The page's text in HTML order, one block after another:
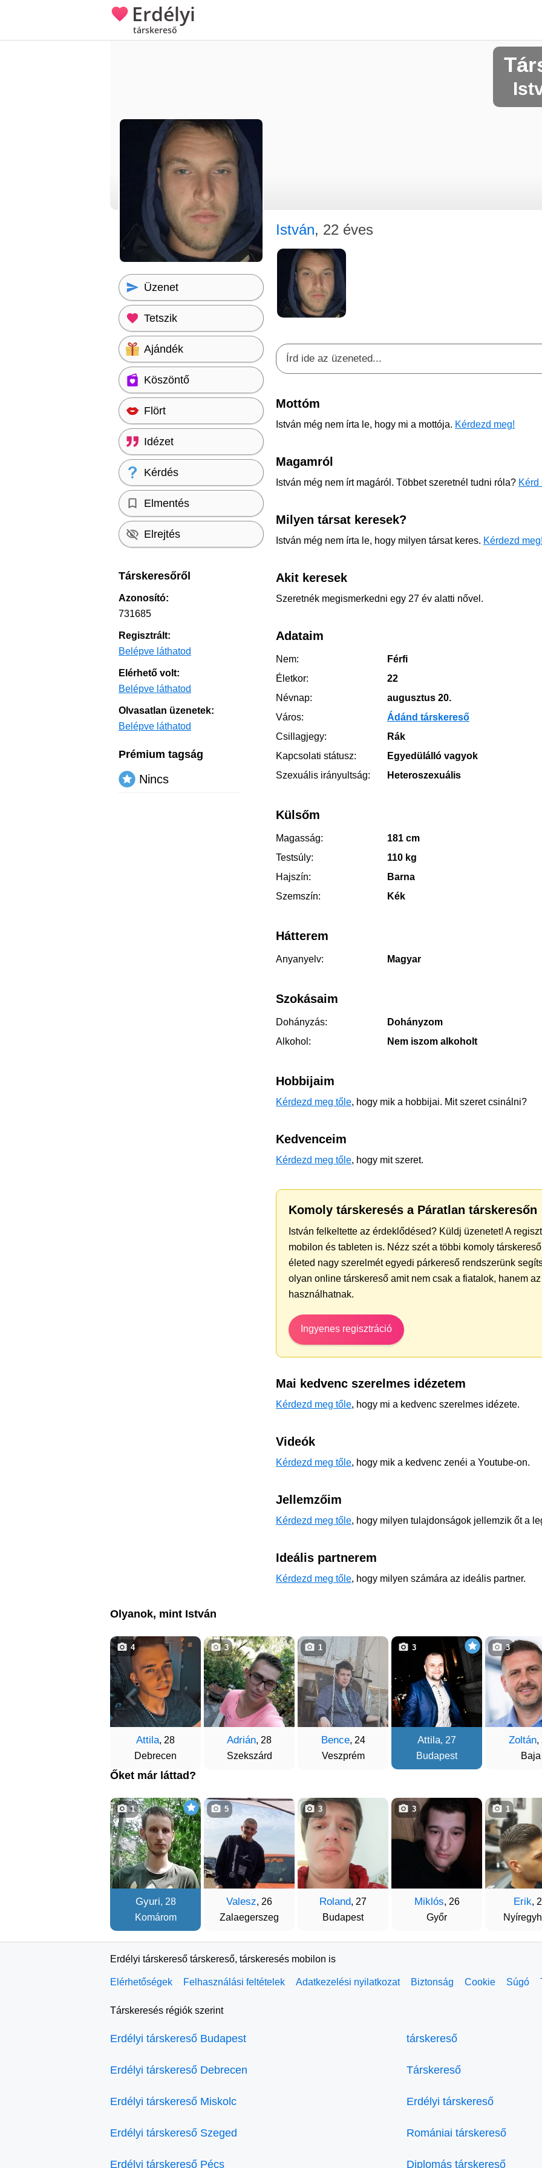
Erdélyi
társkereső
István, 22 éves
Mottóm
István még nem írta le, hogy mi a mottója. Kérdezd meg!
Magamról
István még nem írt magáról. Többet szeretnél tudni róla? Kérd
Milyen társat keresek?
István még nem írta le, hogy milyen társat keres. Kérdezd meg!
Akit keresek
Szeretnék megismerkedni egy 27 év alatti nővel.
Adataim
Nem:
Férfi
Életkor:
22
Névnap:
augusztus 20.
Város:
Ádánd társkereső
Csillagjegy:
Rák
Kapcsolati státusz:
Egyedülálló vagyok
Szexuális irányultság:
Heteroszexuális
Külsőm
Magasság:
181 cm
Testsúly:
110 kg
Hajszín:
Barna
Szemszín:
Kék
Hátterem
Anyanyelv: Magyar
Szokásaim
Dohányzás:
Dohányzom
Alkohol:
Nem iszom alkoholt
Hobbijaim
Kérdezd meg tőle, hogy mik a hobbijai. Mit szeret csinálni?
Kedvenceim
Kérdezd meg tőle, hogy mit szeret.
Komoly társkeresés a Páratlan társkeresőn
István felkeltette az érdeklődésed? Küldj üzenetet! A
mobilon és tableten is. Nézz szét a többi komoly
életed nagy szerelmét egyedi párkereső rendszerünk
olyan online társkereső amit nem csak a fiatalok, hanem
használhatnak.
Ingyenes regisztráció
Mai kedvenc szerelmes idézetem
Kérdezd meg tőle, hogy mi a kedvenc szerelmes idézete.
Videók
Kérdezd meg tőle, hogy mik a kedvenc zenéi a Youtube-on.
Jellemzőim
Kérdezd meg tőle, hogy milyen tulajdonságok jellemzik őt a
Ideális partnerem
Kérdezd meg tőle, hogy milyen számára az ideális partner.
Üzenet
Tetszik
Ajándék
Köszöntő
Flört
Idézet
Kérdés
Elmentés
Elrejtés
Társkeresőről
Azonosító:
731685
Regisztrált:
Belépve láthatod
Elérhető volt:
Belépve láthatod
Olvasatlan üzenetek:
Belépve láthatod
Prémium tagság
Nincs
Olyanok, mint István
Attila, 28
Debrecen
4
Adrián, 28
Szekszárd
3
Bence, 24
Veszprém
1
Attila, 27
Budapest
3
Zoltán,
Baja
3
Őket már láttad?
Gyuri, 28
Komárom
1
Valesz, 26
Zalaegerszeg
5
Roland, 27
Budapest
3
Miklós, 26
Győr
3
Erik,
1
Erdélyi társkereső társkereső, társkeresés mobilon is
Elérhetőségek Felhasználási feltételek Adatkezelési nyilatkozat Biztonság Cookie Súgó
Társkeresés régiók szerint
Erdélyi társkereső Budapest
Erdélyi társkereső Debrecen
Erdélyi társkereső Miskolc
Erdélyi társkereső Szeged
Erdélyi társkereső Pécs
társkereső
Társkereső
Erdélyi társkereső
Romániai társkereső
Diplomás társkereső